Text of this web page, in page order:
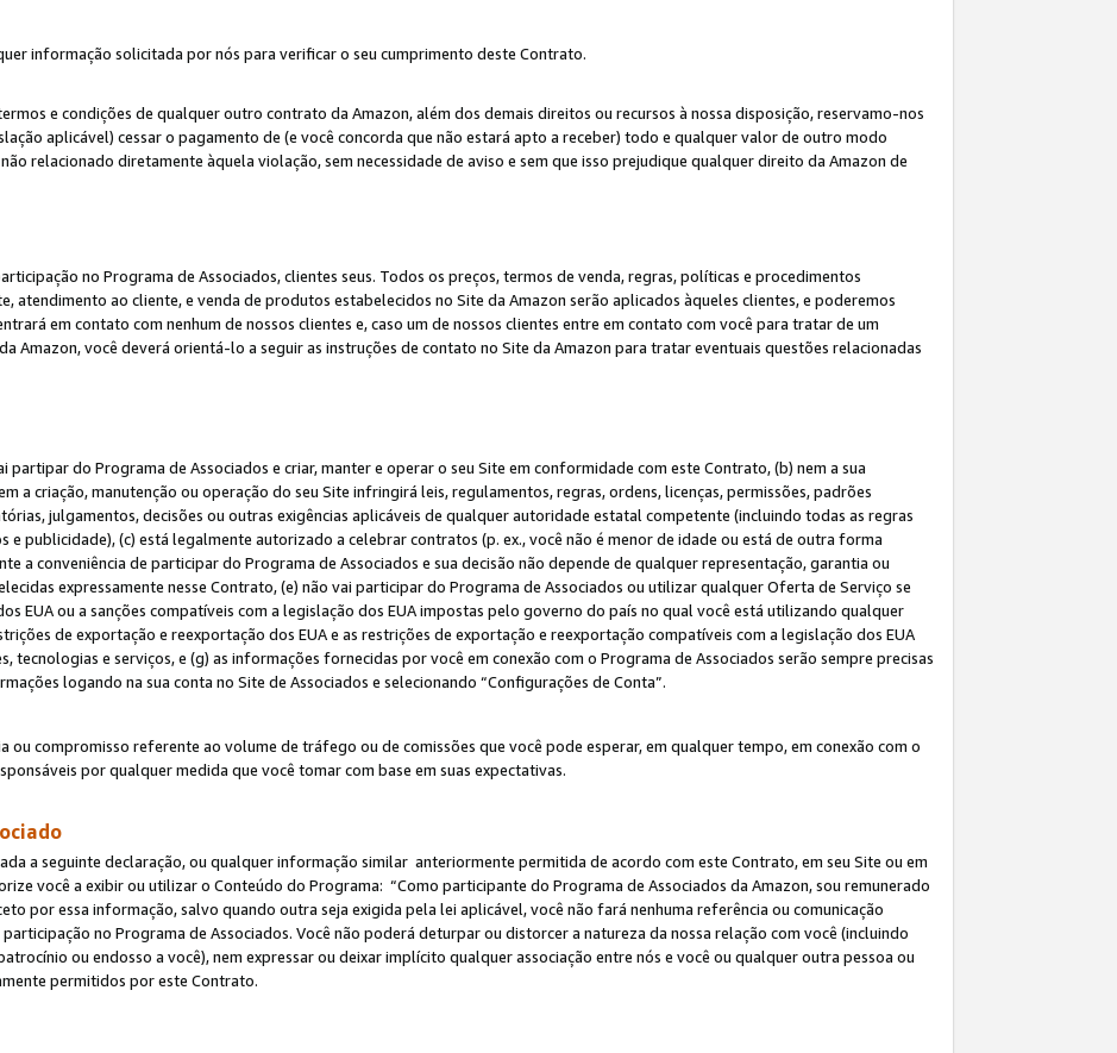
informação solicitada por nós para verificar o seu cumprimento deste Contrato.
e condições de qualquer outro contrato da Amazon, além dos demais direitos ou recursos à nossa disposição, reservamo-nos
aplicável) cessar o pagamento de (e você concorda que não estará apto a receber) todo e qualquer valor de outro modo
relacionado diretamente àquela violação, sem necessidade de aviso e sem que isso prejudique qualquer direito da Amazon de
no Programa de Associados, clientes seus. Todos os preços, termos de venda, regras, políticas e procedimentos
atendimento ao cliente, e venda de produtos estabelecidos no Site da Amazon serão aplicados àqueles clientes, e poderemos
em contato com nenhum de nossos clientes e, caso um de nossos clientes entre em contato com você para tratar de um
Amazon, você deverá orientá-lo a seguir as instruções de contato no Site da Amazon para tratar eventuais questões relacionadas
partipar do Programa de Associados e criar, manter e operar o seu Site em conformidade com este Contrato, (b) nem a sua
a criação, manutenção ou operação do seu Site infringirá leis, regulamentos, regras, ordens, licenças, permissões, padrões
julgamentos, decisões ou outras exigências aplicáveis de qualquer autoridade estatal competente (incluindo todas as regras
e publicidade), (c) está legalmente autorizado a celebrar contratos (p. ex., você não é menor de idade ou está de outra forma
a conveniência de participar do Programa de Associados e sua decisão não depende de qualquer representação, garantia ou
expressamente nesse Contrato, (e) não vai participar do Programa de Associados ou utilizar qualquer Oferta de Serviço se
EUA ou a sanções compatíveis com a legislação dos EUA impostas pelo governo do país no qual você está utilizando qualquer
de exportação e reexportação dos EUA e as restrições de exportação e reexportação compatíveis com a legislação dos EUA
tecnologias e serviços, e (g) as informações fornecidas por você em conexão com o Programa de Associados serão sempre precisas
logando na sua conta no Site de Associados e selecionando “Configurações de Conta”.
ou compromisso referente ao volume de tráfego ou de comissões que você pode esperar, em qualquer tempo, em conexão com o
por qualquer medida que você tomar com base em suas expectativas.
a seguinte declaração, ou qualquer informação similar anteriormente permitida de acordo com este Contrato, em seu Site ou em
você a exibir ou utilizar o Conteúdo do Programa: “Como participante do Programa de Associados da Amazon, sou remunerado
por essa informação, salvo quando outra seja exigida pela lei aplicável, você não fará nenhuma referência ou comunicação
no Programa de Associados. Você não poderá deturpar ou distorcer a natureza da nossa relação com você (incluindo
ou endosso a você), nem expressar ou deixar implícito qualquer associação entre nós e você ou qualquer outra pessoa ou
permitidos por este Contrato.